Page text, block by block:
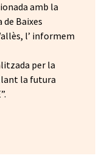
amb la
Baixes
l’ informem
per la
la futura